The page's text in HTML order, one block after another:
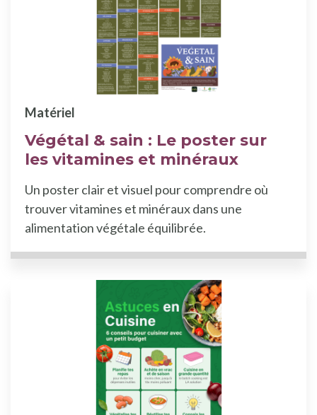
Végétal & sain : Le poster sur
les vitamines et minéraux
Matériel
Un poster clair et visuel pour comprendre où
trouver vitamines et minéraux dans une
alimentation végétale équilibrée.